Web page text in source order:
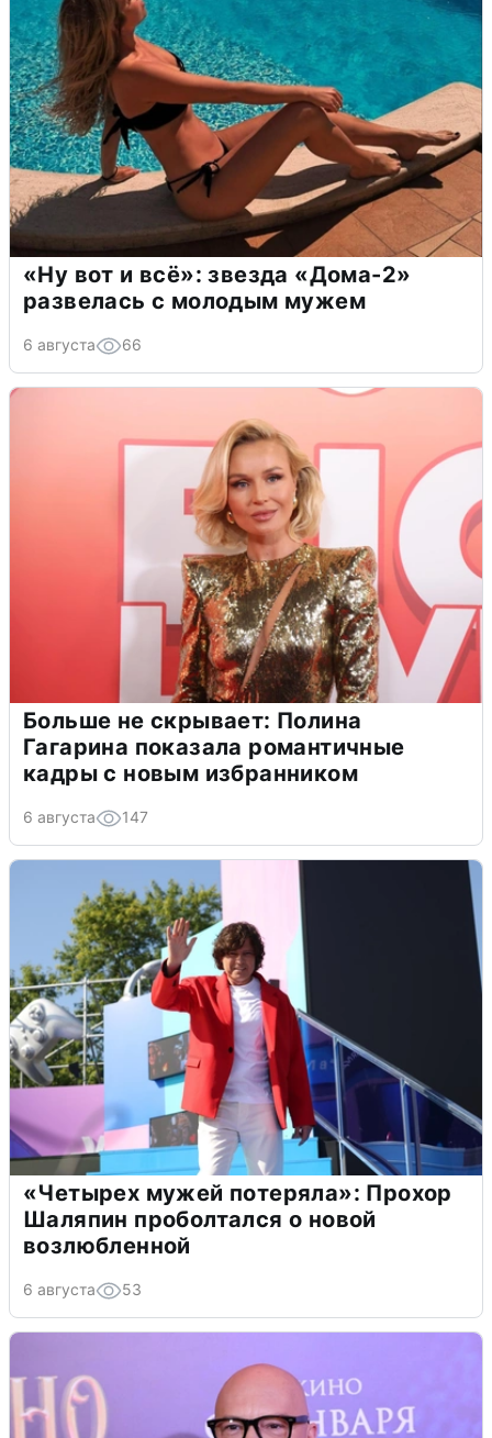
«Ну вот и всё»: звезда «Дома-2»
развелась с молодым мужем
6 августа 66
Больше не скрывает: Полина
Гагарина показала романтичные
кадры с новым избранником
6 августа 147
«Четырех мужей потеряла»: Прохор
Шаляпин проболтался о новой
возлюбленной
6 августа 53